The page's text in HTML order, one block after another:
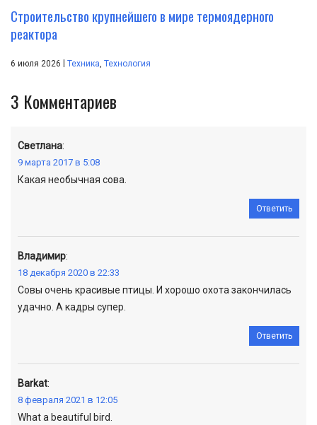
Строительство крупнейшего в мире термоядерного
реактора
6 июля 2026 Техника, Технология
3 Комментариев
Светлана:
9 марта 2017 в 5:08
Какая необычная сова.
Ответить
Владимир:
18 декабря 2020 в 22:33
Совы очень красивые птицы. И хорошо охота закончилась
удачно. А кадры супер.
Ответить
Barkat:
8 февраля 2021 в 12:05
What a beautiful bird.